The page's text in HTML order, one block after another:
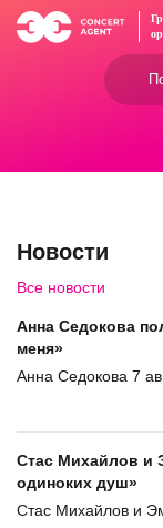
Перейти
Новости
Все новости
Анна Седокова
меня»
Анна Седокова 7
Стас Михайлов и
одиноких душ»
Стас Михайлов и